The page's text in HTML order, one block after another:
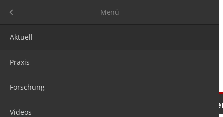
Menü
Aktuell
Praxis
Forschung
Videos